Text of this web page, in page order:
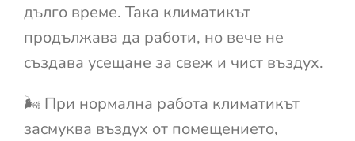
дълго време. Така климатикът
продължава да работи, но вече не
създава усещане за свеж и чист въздух.
🌬️ При нормална работа климатикът
засмуква въздух от помещението,